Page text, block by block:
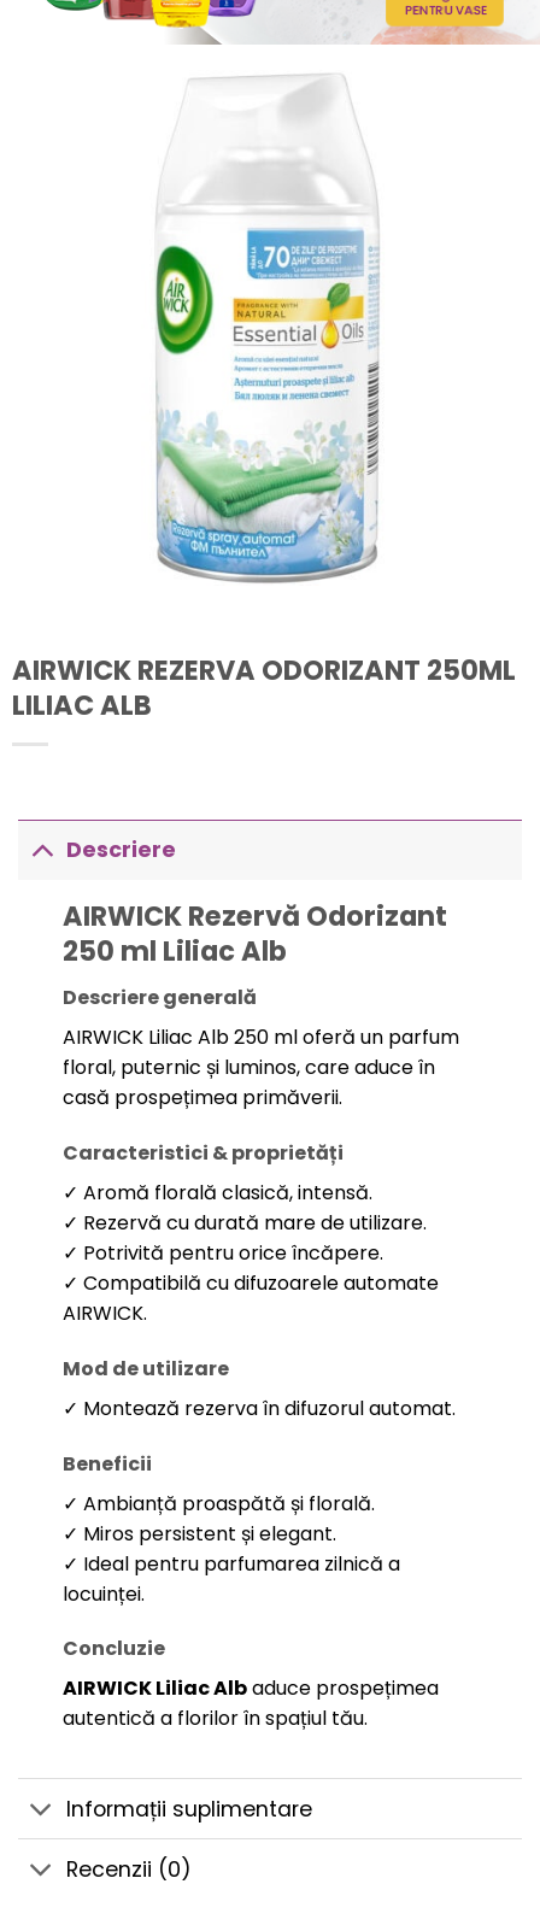
AIRWICK REZERVA ODORIZANT 250ML
LILIAC ALB
Descriere
AIRWICK Rezervă Odorizant
250 ml Liliac Alb
Descriere generală
AIRWICK Liliac Alb 250 ml oferă un parfum
floral, puternic și luminos, care aduce în
casă prospețimea primăverii.
Caracteristici & proprietăți
✓ Aromă florală clasică, intensă.
✓ Rezervă cu durată mare de utilizare.
✓ Potrivită pentru orice încăpere.
✓ Compatibilă cu difuzoarele automate
AIRWICK.
Mod de utilizare
✓ Montează rezerva în difuzorul automat.
Beneficii
✓ Ambianță proaspătă și florală.
✓ Miros persistent și elegant.
✓ Ideal pentru parfumarea zilnică a
locuinței.
Concluzie
AIRWICK Liliac Albaduce prospețimea
autentică a florilor în spațiul tău.
Informații suplimentare
Recenzii (0)